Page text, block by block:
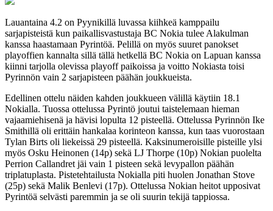
Lauantaina 4.2 on Pyynikillä luvassa kiihkeä kamppailu
sarjapisteistä kun paikallisvastustaja BC Nokia tulee Alakulman
kanssa haastamaan Pyrintöä. Pelillä on myös suuret panokset
playoffien kannalta sillä tällä hetkellä BC Nokia on Lapuan kanssa
kiinni tarjolla olevissa playoff paikoissa ja voitto Nokiasta toisi
Pyrinnön vain 2 sarjapisteen päähän joukkueista.
Edellinen ottelu näiden kahden joukkueen välillä käytiin 18.1
Nokialla. Tuossa ottelussa Pyrintö joutui taistelemaan hieman
vajaamiehisenä ja hävisi lopulta 12 pisteellä. Ottelussa Pyrinnön Ike
Smithillä oli erittäin hankalaa korinteon kanssa, kun taas vuorostaan
Tylan Birts oli liekeissä 29 pisteellä. Kaksinumeroisille pisteille ylsi
myös Osku Heinonen (14p) sekä LJ Thorpe (10p) Nokian puolelta
Perrion Callandret jäi vain 1 pisteen sekä levypallon päähän
triplatuplasta. Pistetehtailusta Nokialla piti huolen Jonathan Stove
(25p) sekä Malik Benlevi (17p). Ottelussa Nokian heitot upposivat
Pyrintöä selvästi paremmin ja se oli suurin tekijä tappiossa.